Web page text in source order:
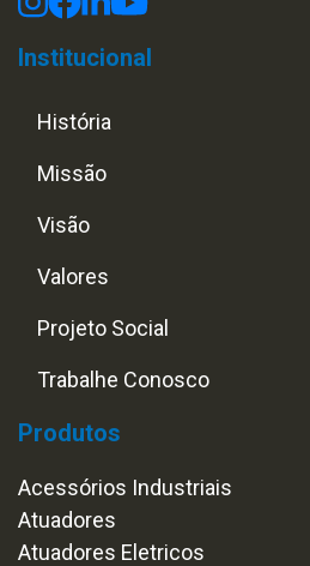
Institucional
História
Missão
Visão
Valores
Projeto Social
Trabalhe Conosco
Produtos
Acessórios Industriais
Atuadores
Atuadores Eletricos